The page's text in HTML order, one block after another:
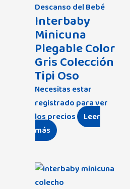
Descanso del Bebé
Interbaby
Minicuna
Plegable Color
Gris Colección
Tipi Oso
Necesitas estar
registrado para ver
los precios
Leer
más